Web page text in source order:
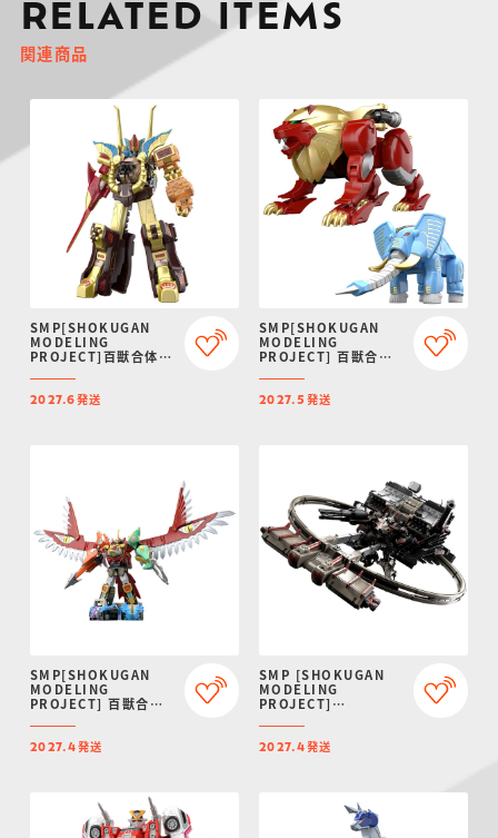
RELATED ITEMS
関連商品
SMP[SHOKUGAN
MODELING
PROJECT]百獣合体
2027年6月発送】
2027.6発送
SMP[SHOKUGAN
MODELING
PROJECT] 百獣合体
レファント【再販：
2027年5月発送】
2027.5 発送
SMP[SHOKUGAN
MODELING
PROJECT] 百獣合体
2027年4月発送】
2027.4発送
SMP [SHOKUGAN
MODELING
PROJECT]
FIRES OF RUBICON
AAP07:
2027.4発送